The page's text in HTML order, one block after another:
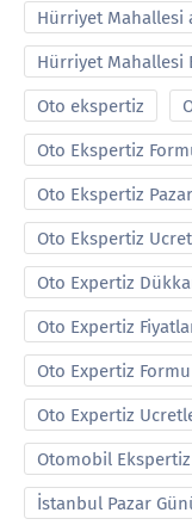
Hürriyet Mahallesi
Hürriyet Mahallesi
Oto ekspertiz
Oto Ekspertiz
Oto Ekspertiz
Oto Ekspertiz
Oto Expertiz
Oto Expertiz
Oto Expertiz Formu
Oto Expertiz
Otomobil Ekspertiz
İstanbul Pazar